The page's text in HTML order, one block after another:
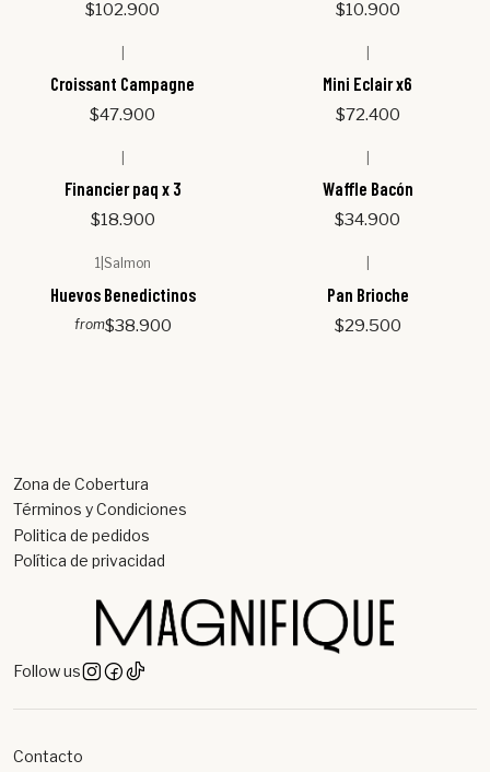
$102.900 $10.900
Croissant Campagne
$47.900
Mini Eclair x6
$72.400
Financier paq x 3
$18.900
Waffle Bacón
$34.900
1| Salmon
Huevos Benedictinos
from$38.900
Pan Brioche
$29.500
Zona de Cobertura
Términos y Condiciones
Politica de pedidos
Política de privacidad
Follow us
Contacto